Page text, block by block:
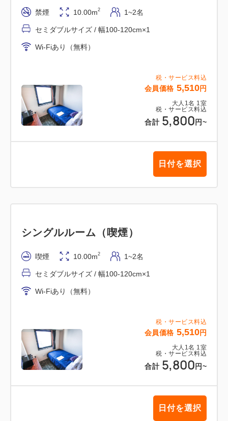
領収書の発行はWEBページからご印刷可能です。
施設からの発行は出来かねますので予めご了承頂きま
税・サービス料込
会員価格 5,510円
大人 1 名 1 室
税・サービス料込
合計 5,800 円~
禁煙 10.00m2 1~2名
セミダブルサイズ / 幅100-120cm×1
Wi-Fiあり（無料）
日付を選択
税・サービス料込
会員価格 5,510円
大人 1 名 1 室
税・サービス料込
合計 5,800 円~
シングルルーム（喫煙）
喫煙 10.00m2 1~2名
セミダブルサイズ / 幅100-120cm×1
Wi-Fiあり（無料）
日付を選択